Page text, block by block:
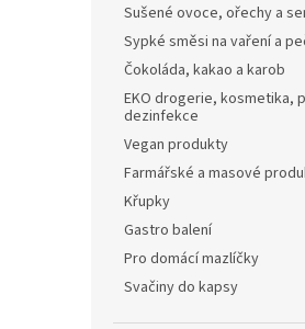
Sušené ovoce, ořechy a
Sypké směsi na vaření a
Čokoláda, kakao a karob
EKO drogerie, kosmetika,
dezinfekce
Vegan produkty
Farmářské a masové
Křupky
Gastro balení
Pro domácí mazlíčky
Svačiny do kapsy